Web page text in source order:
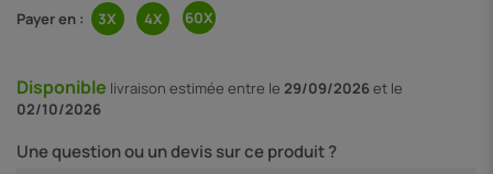
Payer en :
Disponible livraison estimée entre le 29/09/2026et le
02/10/2026
Une question ou un devis sur ce produit ?